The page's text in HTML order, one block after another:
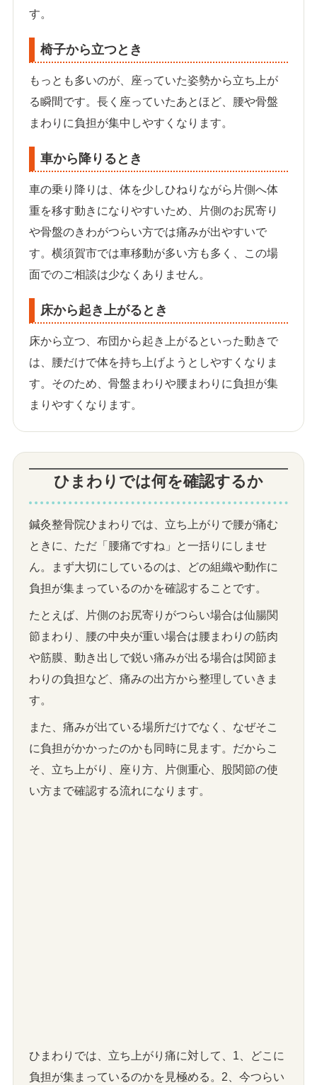
す。
椅子から立つとき
もっとも多いのが、座っていた姿勢から立ち上が
る瞬間です。長く座っていたあとほど、腰や骨盤
まわりに負担が集中しやすくなります。
車から降りるとき
車の乗り降りは、体を少しひねりながら片側へ体
重を移す動きになりやすいため、片側のお尻寄り
や骨盤のきわがつらい方では痛みが出やすいで
す。横須賀市では車移動が多い方も多く、この場
面でのご相談は少なくありません。
床から起き上がるとき
床から立つ、布団から起き上がるといった動きで
は、腰だけで体を持ち上げようとしやすくなりま
す。そのため、骨盤まわりや腰まわりに負担が集
まりやすくなります。
ひまわりでは何を確認するか
鍼灸整骨院ひまわりでは、立ち上がりで腰が痛む
ときに、ただ「腰痛ですね」と一括りにしませ
ん。まず大切にしているのは、どの組織や動作に
負担が集まっているのかを確認することです。
たとえば、片側のお尻寄りがつらい場合は仙腸関
節まわり、腰の中央が重い場合は腰まわりの筋肉
や筋膜、動き出しで鋭い痛みが出る場合は関節ま
わりの負担など、痛みの出方から整理していきま
す。
また、痛みが出ている場所だけでなく、なぜそこ
に負担がかかったのかも同時に見ます。だからこ
そ、立ち上がり、座り方、片側重心、股関節の使
い方まで確認する流れになります。
ひまわりでは、立ち上がり痛に対して、1、どこに
負担が集まっているのかを見極める。2、今つらい